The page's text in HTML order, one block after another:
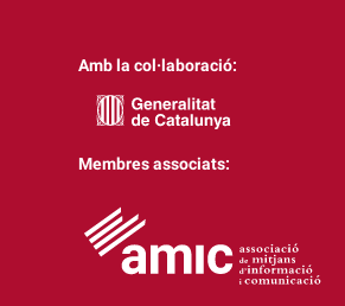
Amb la col·laboració:
Membres associats: